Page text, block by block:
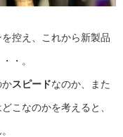
控え、これから新製品
・。
かスピードなのか、また
どこなのかを考えると、